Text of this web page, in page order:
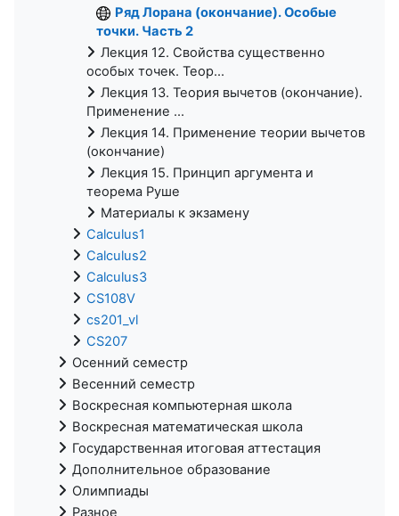
Ряд Лорана (окончание). Особые
точки. Часть 2
Лекция 12. Свойства существенно
особых точек. Теор...
Лекция 13. Теория вычетов (окончание).
Применение ...
Лекция 14. Применение теории вычетов
(окончание)
Лекция 15. Принцип аргумента и
теорема Руше
Материалы к экзамену
Calculus1
Calculus2
Calculus3
CS108V
cs201_vl
CS207
Осенний семестр
Весенний семестр
Воскресная компьютерная школа
Воскресная математическая школа
Государственная итоговая аттестация
Дополнительное образование
Олимпиады
Разное